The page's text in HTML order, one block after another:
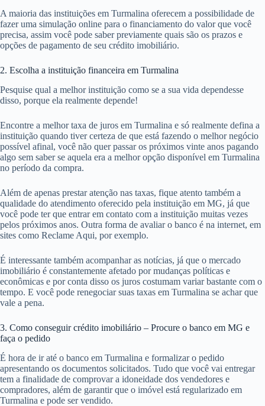
A maioria das instituições em Turmalina oferecem a possibilidade de
fazer uma simulação online para o financiamento do valor que você
precisa, assim você pode saber previamente quais são os prazos e
opções de pagamento de seu crédito imobiliário.
2. Escolha a instituição financeira em Turmalina
Pesquise qual a melhor instituição como se a sua vida dependesse
disso, porque ela realmente depende!
Encontre a melhor taxa de juros em Turmalina e só realmente defina a
instituição quando tiver certeza de que está fazendo o melhor negócio
possível afinal, você não quer passar os próximos vinte anos pagando
algo sem saber se aquela era a melhor opção disponível em Turmalina
no período da compra.
Além de apenas prestar atenção nas taxas, fique atento também a
qualidade do atendimento oferecido pela instituição em MG, já que
você pode ter que entrar em contato com a instituição muitas vezes
pelos próximos anos. Outra forma de avaliar o banco é na internet, em
sites como Reclame Aqui, por exemplo.
É interessante também acompanhar as notícias, já que o mercado
imobiliário é constantemente afetado por mudanças políticas e
econômicas e por conta disso os juros costumam variar bastante com o
tempo. E você pode renegociar suas taxas em Turmalina se achar que
vale a pena.
3. Como conseguir crédito imobiliário – Procure o banco em MG e
faça o pedido
É hora de ir até o banco em Turmalina e formalizar o pedido
apresentando os documentos solicitados. Tudo que você vai entregar
tem a finalidade de comprovar a idoneidade dos vendedores e
compradores, além de garantir que o imóvel está regularizado em
Turmalina e pode ser vendido.